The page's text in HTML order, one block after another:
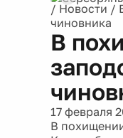
/ Новости /
чиновника
В
17 февраля
В